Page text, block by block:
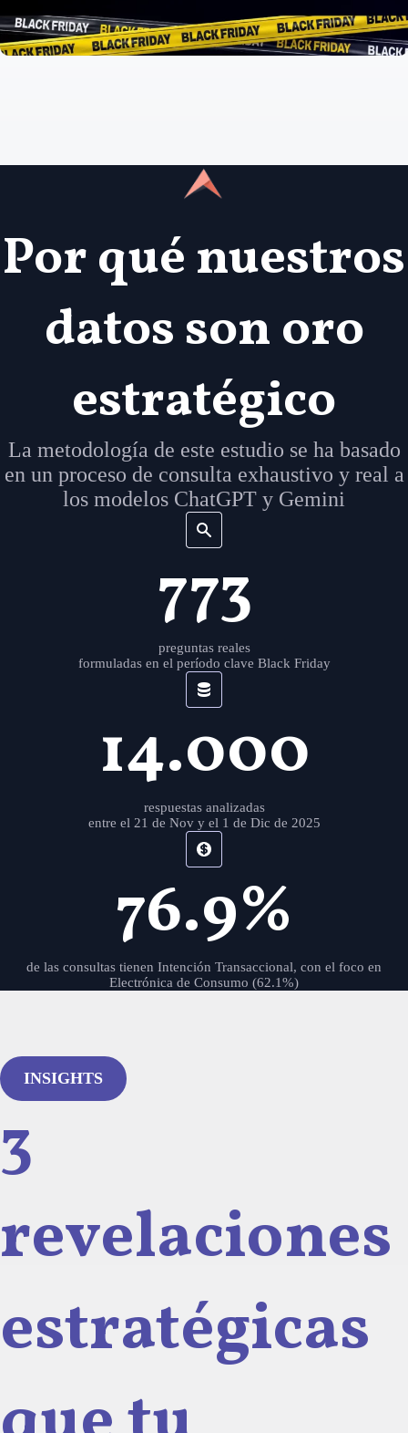
Por qué nuestros
datos son oro
estratégico
La metodología de este estudio se ha basado
en un proceso de consulta exhaustivo y real a
los modelos ChatGPT y Gemini
773
preguntas reales
formuladas en el período clave Black Friday
14.000
respuestas analizadas
entre el 21 de Nov y el 1 de Dic de 2025
76.9%
de las consultas tienen Intención Transaccional, con el foco en
Electrónica de Consumo (62.1%)
INSIGHTS
3
revelaciones
estratégicas